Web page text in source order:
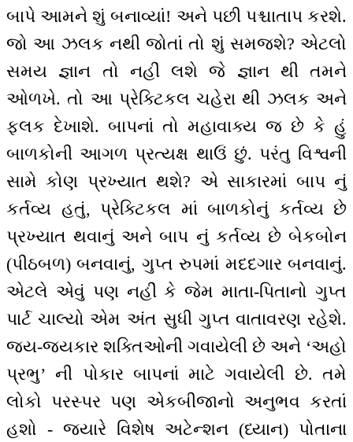
બાપે આમને શું બનાવ્યાં! અને પછી પશ્ચાતાપ કરશે.
જો આ ઝલક નથી જોતાં તો શું સમજશે? એટલો
સમય જ્ઞાન તો નહીં લશે જે જ્ઞાન થી તમને
ઓળખે. તો આ પ્રેક્ટિકલ ચહેરા થી ઝલક અને
ફલક દેખાશે. બાપનાં તો મહાવાક્ય જ છે કે હું
બાળકોની આગળ પ્રત્યક્ષ થાઉં છું. પરંતુ વિશ્વની
સામે કોણ પ્રખ્યાત થશે? એ સાકારમાં બાપ નું
કર્તવ્ય હતું, પ્રેક્ટિકલ માં બાળકોનું કર્તવ્ય છે
પ્રખ્યાત થવાનું અને બાપ નું કર્તવ્ય છે બેકબોન
(પીઠબળ) બનવાનું, ગુપ્ત રુપમાં મદદગાર બનવાનું.
એટલે એવું પણ નહીં કે જેમ માતા-પિતાનો ગુપ્ત
પાર્ટ ચાલ્યો એમ અંત સુધી ગુપ્ત વાતાવરણ રહેશે.
જય-જયકાર શક્તિઓની ગવાયેલી છે અને ‘અહો
પ્રભુ’ ની પોકાર બાપનાં માટે ગવાયેલી છે. તમે
લોકો પરસ્પર પણ એકબીજાનો અનુભવ કરતાં
હશો - જ્યારે વિશેષ અટેન્શન (ધ્યાન) પોતાના